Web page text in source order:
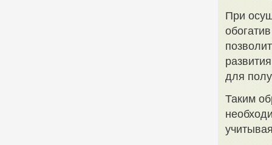
При
для
Таким